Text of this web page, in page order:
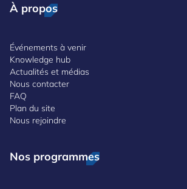
À propos
Événements à venir
Knowledge hub
Actualités et médias
Nous contacter
FAQ
Plan du site
Nous rejoindre
Nos programmes